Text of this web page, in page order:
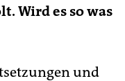
Wird es so was
und